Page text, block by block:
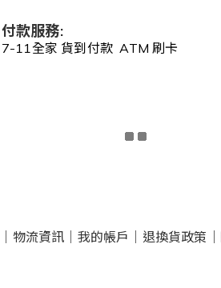
付款服務:
7-11全家 貨到付款 ATM 刷卡
物流資訊 我的帳戶 退換貨政策